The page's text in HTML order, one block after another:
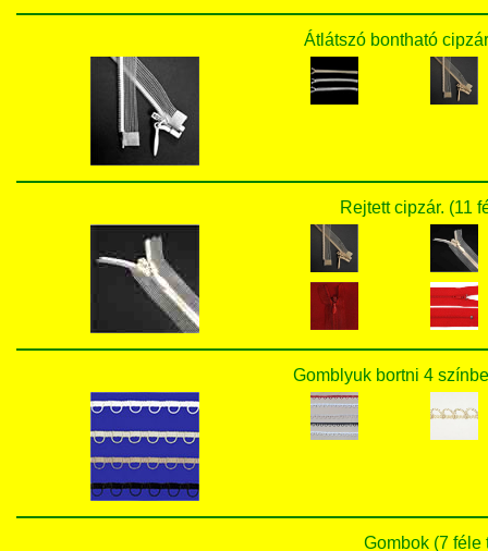
Átlátszó bontható
Rejtett cipzár. (11
Gomblyuk bortni 4
Gombok (7 féle